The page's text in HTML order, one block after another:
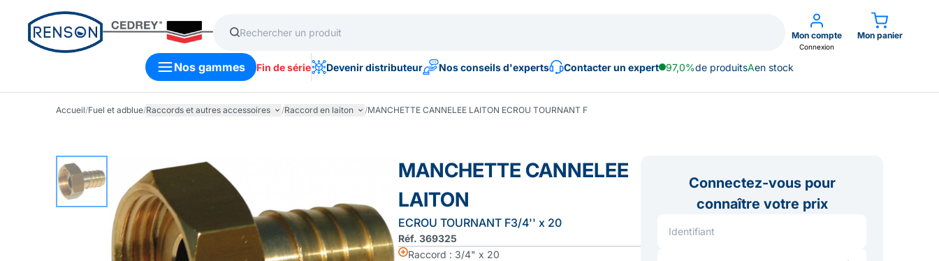
Mon compte
Connexion
Mon panier
Nos gammes Fin de série Devenir distributeur Nos conseils d'experts Contacter un expert 97,0%de produitsAen stock
Accueil/Fuel et adblue/Raccords et autres accessoires /Raccord en laiton /MANCHETTE CANNELEE LAITON ECROU TOURNANT F
MANCHETTE CANNELEE
LAITON
ECROU TOURNANT F3/4'' x 20
Réf. 369325
Raccord : 3/4" x 20
Connectez-vous pour
connaître votre prix